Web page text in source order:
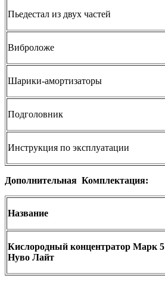
Пьедестал из двух частей
Виброложе
Шарики-амортизаторы
Подголовник
Инструкция по эксплуатации
Дополнительная Комплектация:
Название
Кислородный концентратор Марк 5
Нуво Лайт